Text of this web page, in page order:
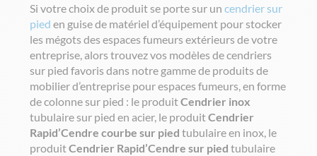
Si votre choix de produit se porte sur uncendrier sur
pied en guise de matériel d’équipement pour stocker
les mégots des espaces fumeurs extérieurs de votre
entreprise, alors trouvez vos modèles de cendriers
sur pied favoris dans notre gamme de produits de
mobilier d’entreprise pour espaces fumeurs, en forme
de colonne sur pied : le produitCendrier inox
tubulaire sur pied en acier, le produitCendrier
Rapid’Cendre courbe sur pied tubulaire en inox, le
produitCendrier Rapid’Cendre sur pied tubulaire